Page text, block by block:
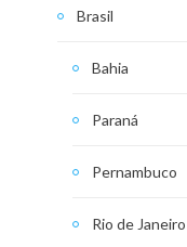
Brasil
Bahia
Paraná
Pernambuco
Rio de Janeiro